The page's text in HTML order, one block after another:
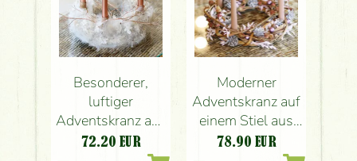
Besonderer,
luftiger
Adventskranz aus
silbernem
72.20 EUR
Moderner
Adventskranz auf
einem Stiel aus
Seerosenblättern,
78.90 EUR